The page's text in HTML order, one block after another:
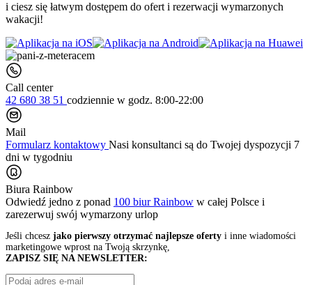
i ciesz się łatwym dostępem do ofert i rezerwacji wymarzonych
wakacji!
Call center
42 680 38 51 codziennie w godz. 8:00-22:00
Mail
Formularz kontaktowy Nasi konsultanci są do Twojej dyspozycji 7
dni w tygodniu
Biura Rainbow
Odwiedź jedno z ponad 100 biur Rainbow w całej Polsce i
zarezerwuj swój wymarzony urlop
Jeśli chcesz jako pierwszy otrzymać najlepsze oferty i inne wiadomości
marketingowe wprost na Twoją skrzynkę,
ZAPISZ SIĘ NA NEWSLETTER: